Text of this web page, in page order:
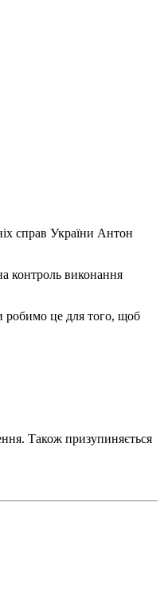
справ України Антон
контроль виконання
робимо це для того, щоб
Також призупиняється